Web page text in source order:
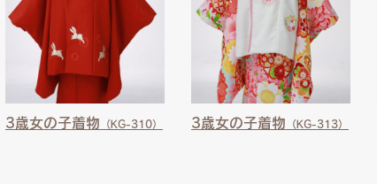
3歳女の子着物 （KG-310） 3歳女の子着物 （KG-313）